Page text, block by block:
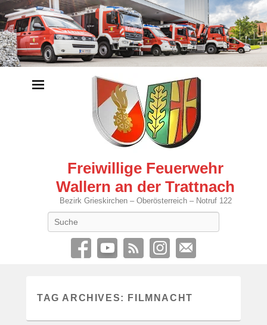
Freiwillige Feuerwehr
Wallern an der Trattnach
Bezirk Grieskirchen – Oberösterreich – Notruf 122
TAG ARCHIVES: FILMNACHT